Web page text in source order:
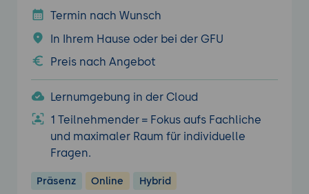
Termin nach Wunsch
In Ihrem Hause oder bei der GFU
Preis nach Angebot
Lernumgebung in der Cloud
1 Teilnehmender = Fokus aufs Fachliche
und maximaler Raum für individuelle
Fragen.
Präsenz Online Hybrid